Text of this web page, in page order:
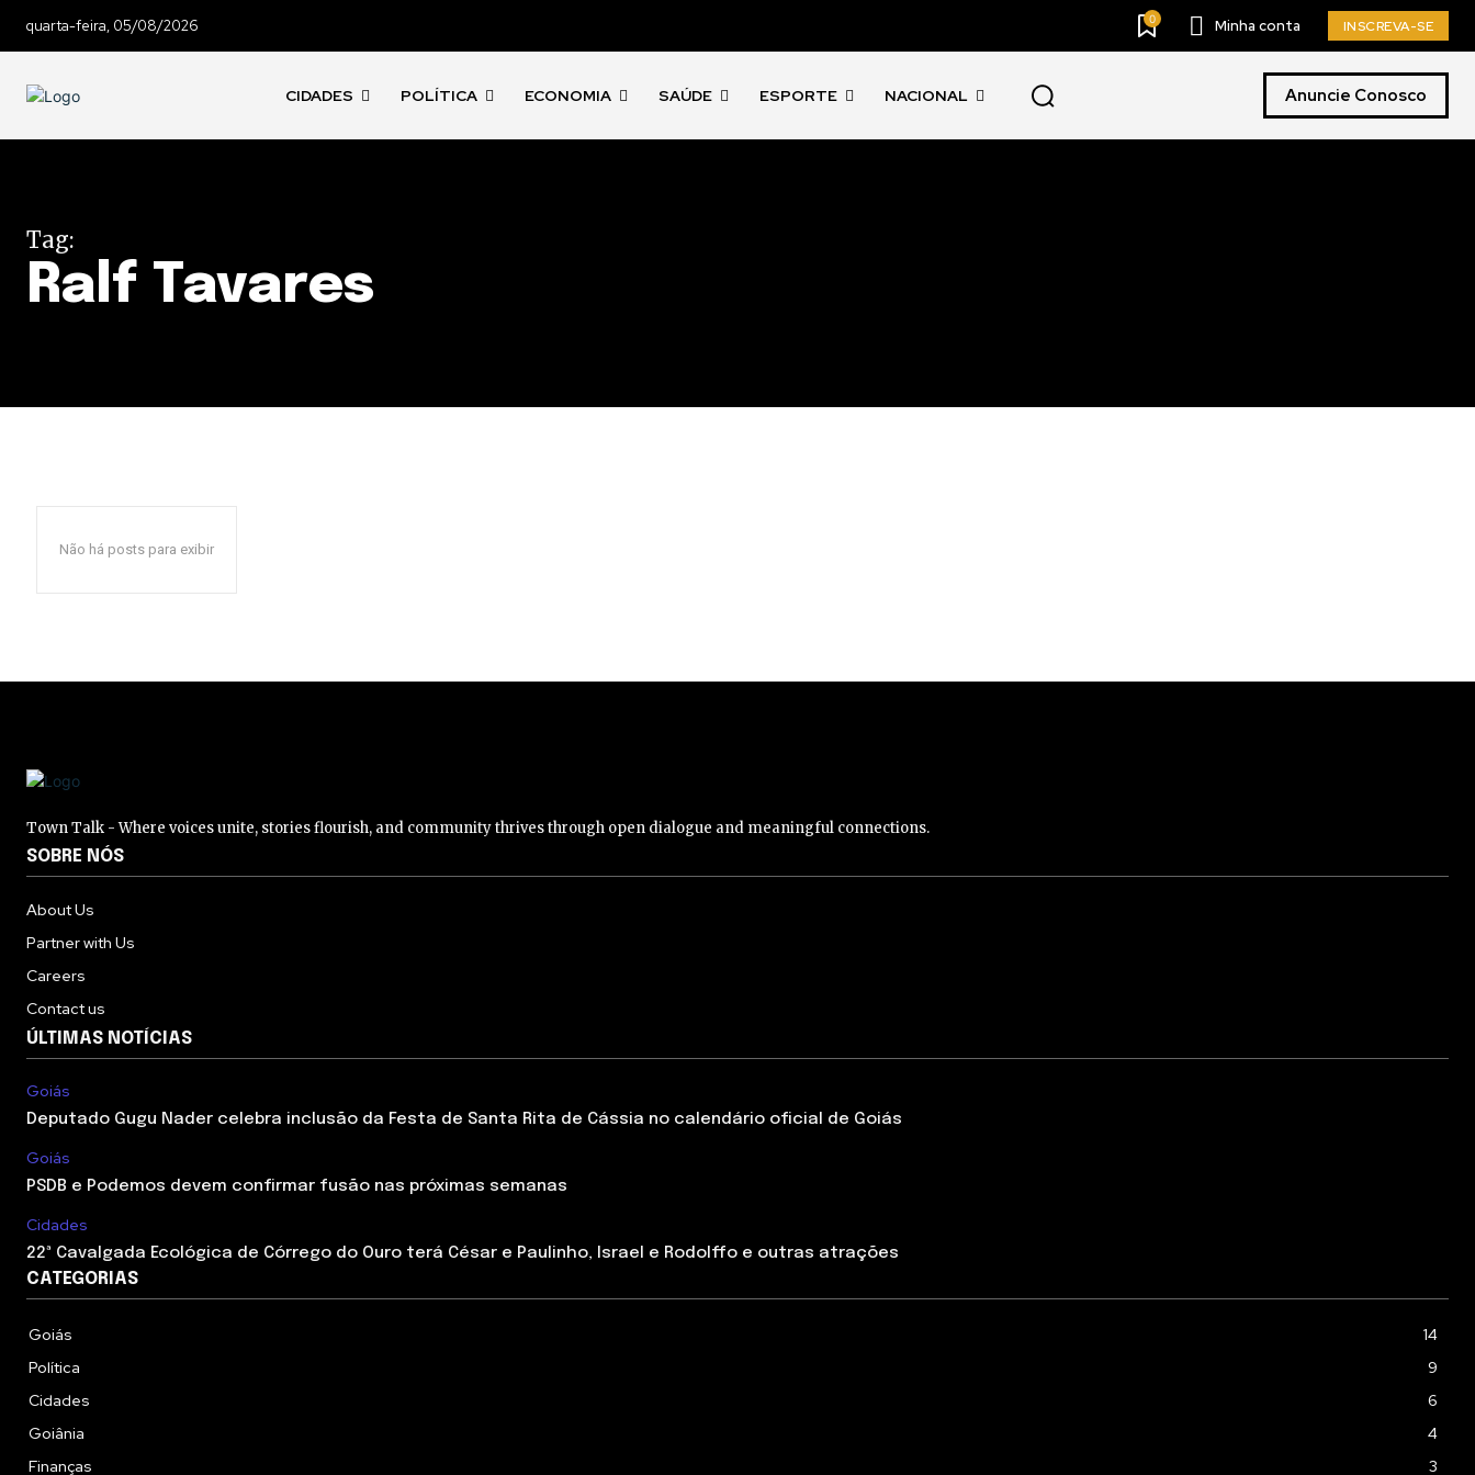
quarta-feira, 05/08/2026 0 Minha conta INSCREVA-SE
CIDADES POLÍTICA ECONOMIA SAÚDE ESPORTE NACIONAL Anuncie Conosco
Tag:
Ralf Tavares
Não há posts para exibir
Town Talk - Where voices unite, stories flourish, and community thrives through open dialogue and meaningful connections.
SOBRE NÓS
About Us
Partner with Us
Careers
Contact us
ÚLTIMAS NOTÍCIAS
Goiás
Deputado Gugu Nader celebra inclusão da Festa de Santa Rita de Cássia no calendário oficial de Goiás
Goiás
PSDB e Podemos devem confirmar fusão nas próximas semanas
Cidades
22ª Cavalgada Ecológica de Córrego do Ouro terá César e Paulinho, Israel e Rodolffo e outras atrações
CATEGORIAS
Goiás
14
Política
9
Cidades
6
Goiânia
4
Finanças
3